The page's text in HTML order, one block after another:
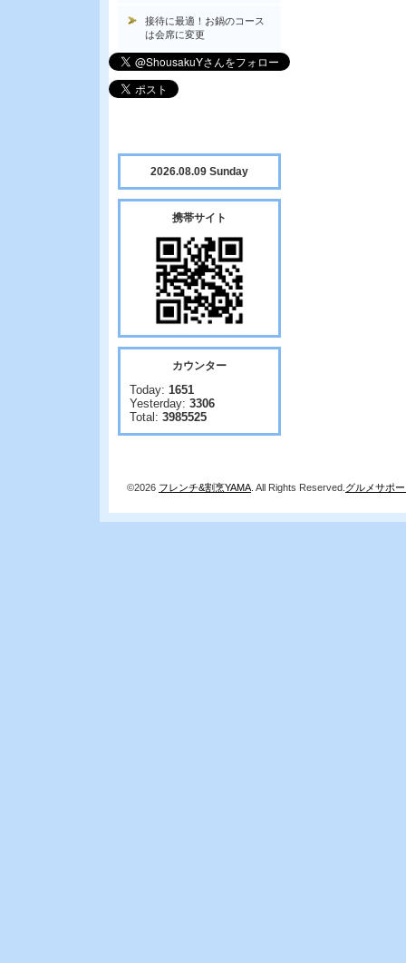
接待に最適！お鍋のコース
は会席に変更
2026.08.09 Sunday
携帯サイト
カウンター
Today: 1651
Yesterday: 3306
Total: 3985525
©2026 フレンチ&割烹YAMA . All Rights Reserved. グルメサポ